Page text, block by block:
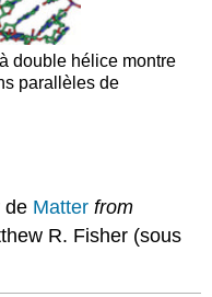
double hélice montre
parallèles de
de Matter from
R. Fisher (sous